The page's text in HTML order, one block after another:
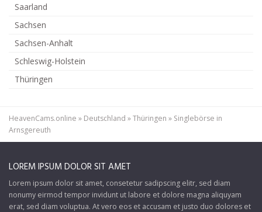
Saarland
Sachsen
Sachsen-Anhalt
Schleswig-Holstein
Thüringen
HeavenCams.online » Deutschland »Thüringen » Singlebörse in
Arnsgereuth
LOREM IPSUM DOLOR SIT AMET
Lorem ipsum dolor sit amet, consetetur sadipscing elitr, sed diam
nonumy eirmod tempor invidunt ut labore et dolore magna aliquyam
erat, sed diam voluptua. At vero eos et accusam et justo duo dolores et